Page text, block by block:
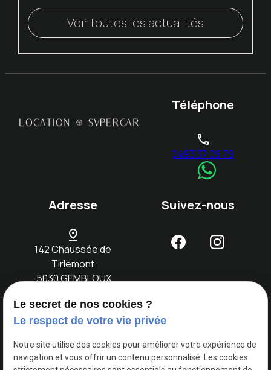
Voir toutes les actualités
Téléphone
phone
0493 37 09 79
Adresse
pin_drop
142 Chaussée de
Tirlemont
5030 GEMBLOUX
Suivez-nous
Accueil
Notre LocationEvènements
TVA
Le secret de nos cookies ?
Le respect de votre vie privée
Notre site utilise des cookies pour améliorer votre expérience de
navigation et vous offrir un contenu personnalisé. Les cookies